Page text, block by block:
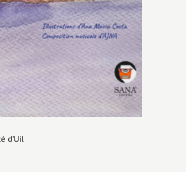
d’Uil